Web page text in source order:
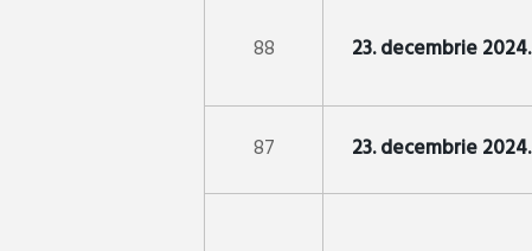
88 23. decembrie 2024.
87 23. decembrie 2024.